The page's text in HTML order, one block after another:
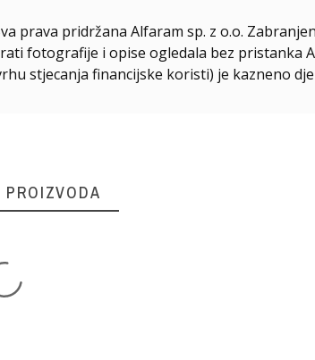
prava pridržana Alfaram sp. z o.o.
fotografije i opise ogledala bez pristanka
stjecanja financijske koristi) je kazneno
PROIZVODA